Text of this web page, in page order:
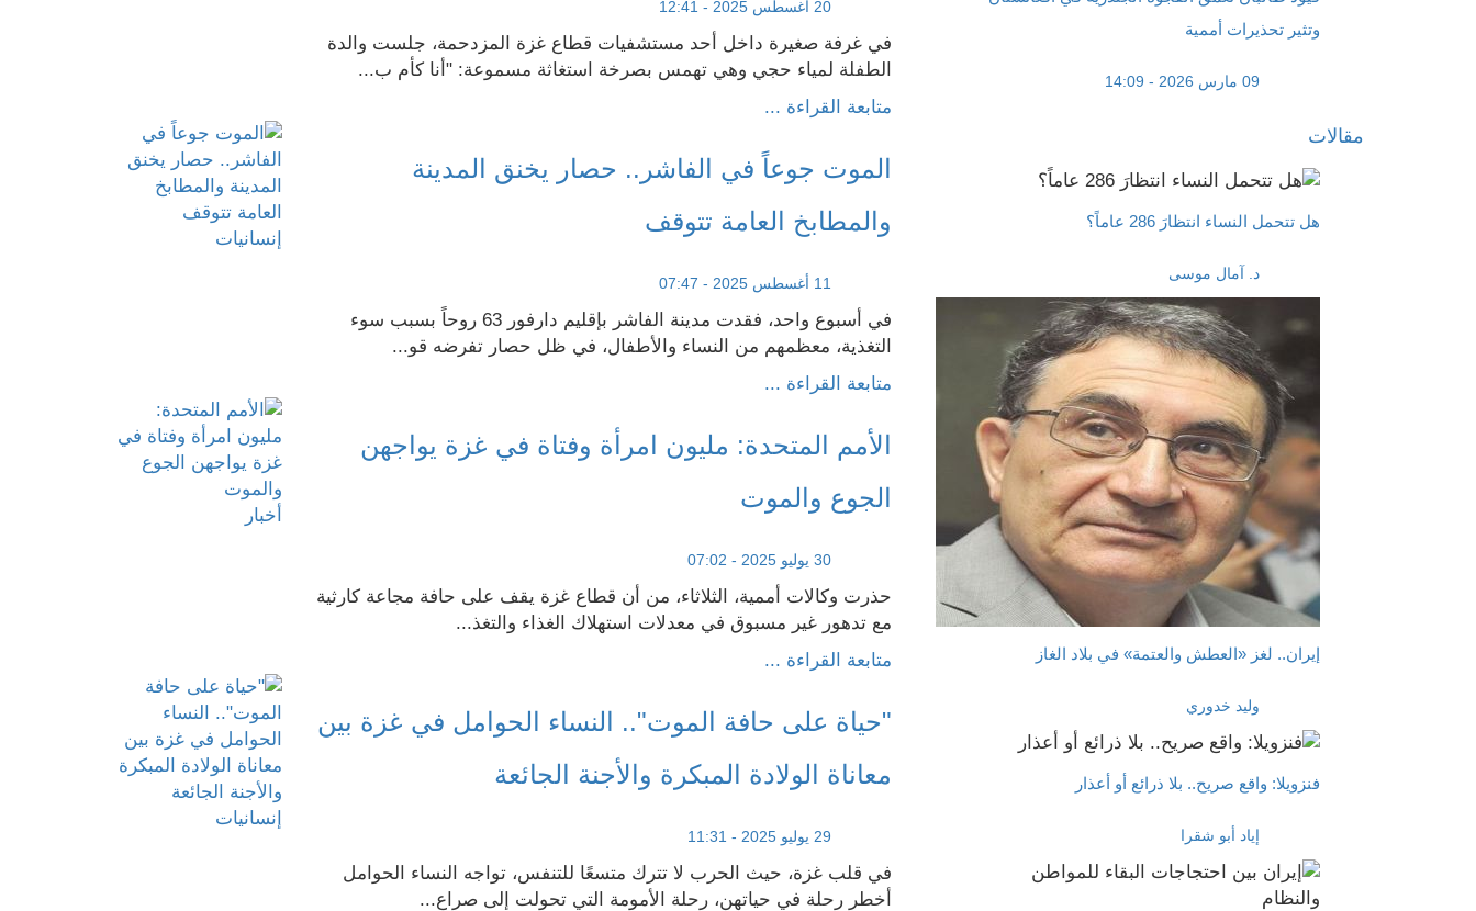
20 أغسطس 2025 - 12:41
في غرفة صغيرة داخل أحد مستشفيات قطاع غزة المزدحمة، جلست والدة
الطفلة لمياء حجي وهي تهمس بصرخة استغاثة مسموعة: "أنا كأم ب...
متابعة القراءة ...
إنسانيات
الموت جوعاً في الفاشر.. حصار يخنق المدينة
والمطابخ العامة تتوقف
11 أغسطس 2025 - 07:47
في أسبوع واحد، فقدت مدينة الفاشر بإقليم دارفور 63 روحاً بسبب سوء
التغذية، معظمهم من النساء والأطفال، في ظل حصار تفرضه قو...
متابعة القراءة ...
أخبار
الأمم المتحدة: مليون امرأة وفتاة في غزة يواجهن
الجوع والموت
30 يوليو 2025 - 07:02
حذرت وكالات أممية، الثلاثاء، من أن قطاع غزة يقف على حافة مجاعة كارثية
مع تدهور غير مسبوق في معدلات استهلاك الغذاء والتغذ...
متابعة القراءة ...
إنسانيات
"حياة على حافة الموت".. النساء الحوامل في غزة بين
معاناة الولادة المبكرة والأجنة الجائعة
29 يوليو 2025 - 11:31
في قلب غزة، حيث الحرب لا تترك متسعًا للتنفس، تواجه النساء الحوامل
أخطر رحلة في حياتهن، رحلة الأمومة التي تحولت إلى صراع...
وتثير تحذيرات أممية
09 مارس 2026 - 14:09
مقالات
هل تتحمل النساء انتظارَ 286 عاماً؟
د. آمال موسى
إيران.. لغز «العطش والعتمة» في بلاد الغاز
وليد خدوري
فنزويلا: واقع صريح.. بلا ذرائع أو أعذار
إياد أبو شقرا